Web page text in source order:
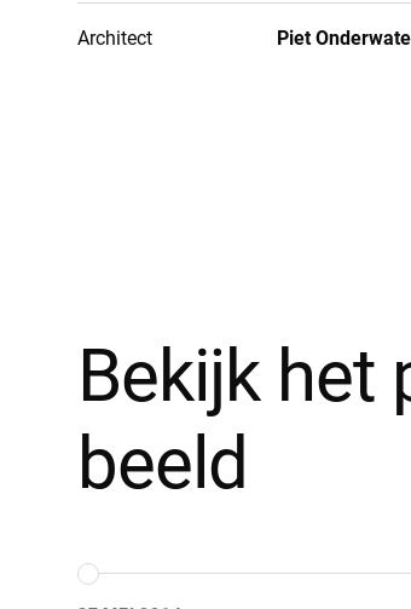
Architect Piet
Bekijk het
beeld